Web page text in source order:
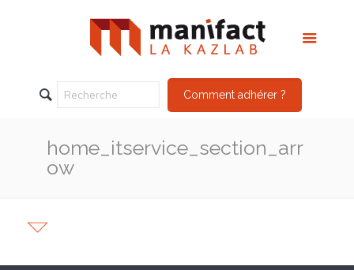
Comment adhérer ?
home_itservice_section_arr
ow